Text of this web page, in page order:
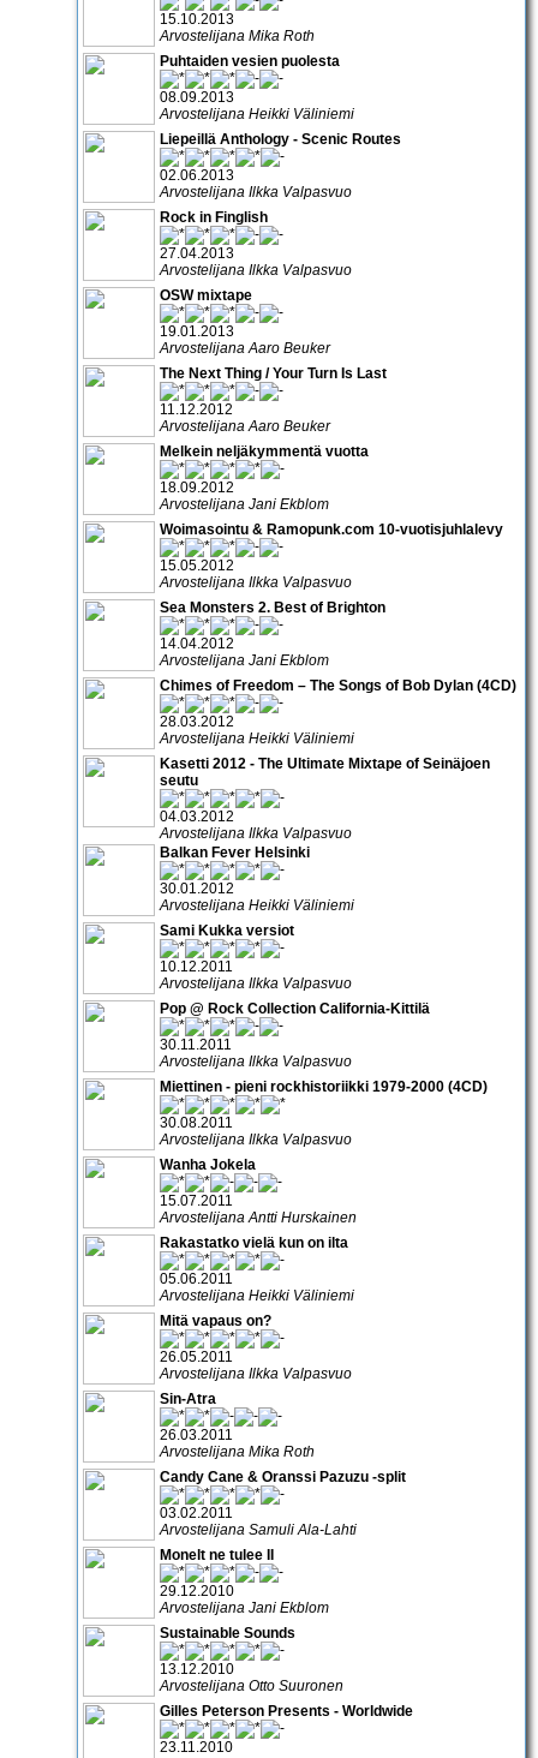
15.10.2013
Arvostelijana Mika Roth
Puhtaiden vesien puolesta
08.09.2013
Arvostelijana Heikki Väliniemi
Liepeillä Anthology - Scenic Routes
02.06.2013
Arvostelijana Ilkka Valpasvuo
Rock in Finglish
27.04.2013
Arvostelijana Ilkka Valpasvuo
OSW mixtape
19.01.2013
Arvostelijana Aaro Beuker
The Next Thing / Your Turn Is Last
11.12.2012
Arvostelijana Aaro Beuker
Melkein neljäkymmentä vuotta
18.09.2012
Arvostelijana Jani Ekblom
Woimasointu & Ramopunk.com 10-vuotisjuhlalevy
15.05.2012
Arvostelijana Ilkka Valpasvuo
Sea Monsters 2. Best of Brighton
14.04.2012
Arvostelijana Jani Ekblom
Chimes of Freedom – The Songs of Bob Dylan (4CD)
28.03.2012
Arvostelijana Heikki Väliniemi
Kasetti 2012 - The Ultimate Mixtape of Seinäjoen
seutu
04.03.2012
Arvostelijana Ilkka Valpasvuo
Balkan Fever Helsinki
30.01.2012
Arvostelijana Heikki Väliniemi
Sami Kukka versiot
10.12.2011
Arvostelijana Ilkka Valpasvuo
Pop @ Rock Collection California-Kittilä
30.11.2011
Arvostelijana Ilkka Valpasvuo
Miettinen - pieni rockhistoriikki 1979-2000 (4CD)
30.08.2011
Arvostelijana Ilkka Valpasvuo
Wanha Jokela
15.07.2011
Arvostelijana Antti Hurskainen
Rakastatko vielä kun on ilta
05.06.2011
Arvostelijana Heikki Väliniemi
Mitä vapaus on?
26.05.2011
Arvostelijana Ilkka Valpasvuo
Sin-Atra
26.03.2011
Arvostelijana Mika Roth
Candy Cane & Oranssi Pazuzu -split
03.02.2011
Arvostelijana Samuli Ala-Lahti
Monelt ne tulee II
29.12.2010
Arvostelijana Jani Ekblom
Sustainable Sounds
13.12.2010
Arvostelijana Otto Suuronen
Gilles Peterson Presents - Worldwide
23.11.2010